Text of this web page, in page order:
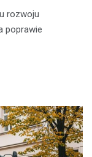
rozwoju
poprawie